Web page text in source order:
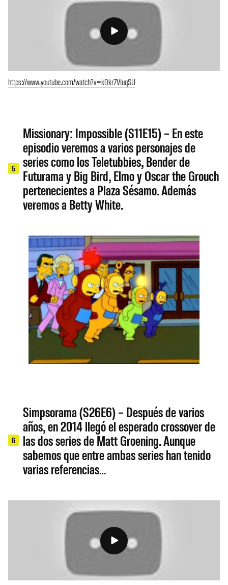
https://www.youtube.com/watch?v=k0kr7VIuqSU
5
Missionary: Impossible (S11E15) – En este
episodio veremos a varios personajes de
series como los Teletubbies, Bender de
Futurama y Big Bird, Elmo y Oscar the Grouch
pertenecientes a Plaza Sésamo. Además
veremos a Betty White.
6
Simpsorama (S26E6) – Después de varios
años, en 2014 llegó el esperado crossover de
las dos series de Matt Groening. Aunque
sabemos que entre ambas series han tenido
varias referencias…